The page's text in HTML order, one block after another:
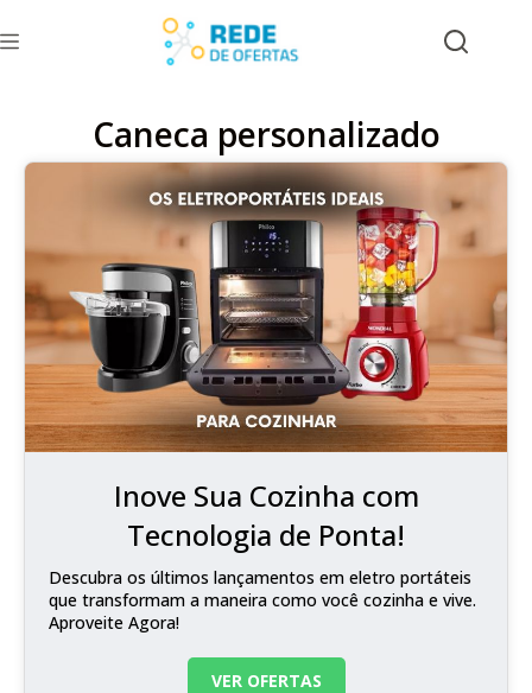
Caneca personalizado
Inove Sua Cozinha com
Tecnologia de Ponta!
Descubra os últimos lançamentos em eletro portáteis
que transformam a maneira como você cozinha e vive.
Aproveite Agora!
VER OFERTAS